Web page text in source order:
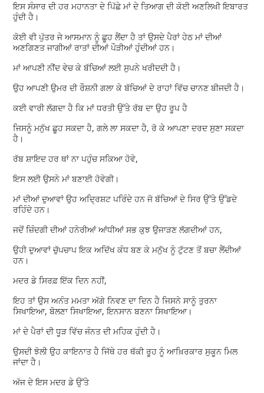
ਇਸ ਸੰਸਾਰ ਦੀ ਹਰ ਮਹਾਨਤਾ ਦੇ ਪਿੱਛੇ ਮਾਂ ਦੇ ਤਿਆਗ ਦੀ ਕੋਈ ਅਣਲਿਖੀ ਇਬਾਰਤ
ਹੁੰਦੀ ਹੈ।
ਕੋਈ ਵੀ ਪੁੱਤਰ ਜੇ ਆਸਮਾਨ ਨੂੰ ਛੂਹ ਲੈਂਦਾ ਹੈ ਤਾਂ ਉਸਦੇ ਪੈਰਾਂ ਹੇਠ ਮਾਂ ਦੀਆਂ
ਅਣਗਿਣਤ ਜਾਗੀਆਂ ਰਾਤਾਂ ਦੀਆਂ ਪੌੜੀਆਂ ਹੁੰਦੀਆਂ ਹਨ।
ਮਾਂ ਆਪਣੀ ਨੀਂਦ ਵੇਚ ਕੇ ਬੱਚਿਆਂ ਲਈ ਸੁਪਨੇ ਖਰੀਦਦੀ ਹੈ।
ਉਹ ਆਪਣੀ ਉਮਰ ਦੀ ਰੌਸ਼ਨੀ ਗਲਾ ਕੇ ਬੱਚਿਆਂ ਦੇ ਰਾਹਾਂ ਵਿੱਚ ਚਾਨਣ ਬੀਜਦੀ ਹੈ।
ਕਈ ਵਾਰੀ ਲੱਗਦਾ ਹੈ ਕਿ ਮਾਂ ਧਰਤੀ ਉੱਤੇ ਰੱਬ ਦਾ ਉਹ ਰੂਪ ਹੈ
ਜਿਸਨੂੰ ਮਨੁੱਖ ਛੂਹ ਸਕਦਾ ਹੈ, ਗਲੇ ਲਾ ਸਕਦਾ ਹੈ, ਰੋ ਕੇ ਆਪਣਾ ਦਰਦ ਸੁਣਾ ਸਕਦਾ
ਹੈ।
ਰੱਬ ਸ਼ਾਇਦ ਹਰ ਥਾਂ ਨਾ ਪਹੁੰਚ ਸਕਿਆ ਹੋਵੇ,
ਇਸ ਲਈ ਉਸਨੇ ਮਾਂ ਬਣਾਈ ਹੋਵੇਗੀ।
ਮਾਂ ਦੀਆਂ ਦੁਆਵਾਂ ਉਹ ਅਦ੍ਰਿਸ਼ਟ ਪਰਿੰਦੇ ਹਨ ਜੋ ਬੱਚਿਆਂ ਦੇ ਸਿਰ ਉੱਤੇ ਉੱਡਦੇ
ਰਹਿੰਦੇ ਹਨ।
ਜਦੋਂ ਜ਼ਿੰਦਗੀ ਦੀਆਂ ਹਨੇਰੀਆਂ ਆਂਧੀਆਂ ਸਭ ਕੁਝ ਉਜਾੜਣ ਲੱਗਦੀਆਂ ਹਨ,
ਉਹੀ ਦੁਆਵਾਂ ਚੁੱਪਚਾਪ ਇਕ ਅਦਿੱਖ ਕੰਧ ਬਣ ਕੇ ਮਨੁੱਖ ਨੂੰ ਟੁੱਟਣ ਤੋਂ ਬਚਾ ਲੈਂਦੀਆਂ
ਹਨ।
ਮਦਰ ਡੇ ਸਿਰਫ਼ ਇੱਕ ਦਿਨ ਨਹੀਂ,
ਇਹ ਤਾਂ ਉਸ ਅਨੰਤ ਮਮਤਾ ਅੱਗੇ ਨਿਵਣ ਦਾ ਦਿਨ ਹੈ ਜਿਸਨੇ ਸਾਨੂੰ ਤੁਰਨਾ
ਸਿਖਾਇਆ, ਬੋਲਣਾ ਸਿਖਾਇਆ, ਇਨਸਾਨ ਬਣਨਾ ਸਿਖਾਇਆ।
ਮਾਂ ਦੇ ਪੈਰਾਂ ਦੀ ਧੂੜ ਵਿੱਚ ਜੰਨਤ ਦੀ ਮਹਿਕ ਹੁੰਦੀ ਹੈ।
ਉਸਦੀ ਝੋਲੀ ਉਹ ਕਾਇਨਾਤ ਹੈ ਜਿੱਥੇ ਹਰ ਥੱਕੀ ਰੂਹ ਨੂੰ ਆਖ਼ਿਰਕਾਰ ਸੁਕੂਨ ਮਿਲ
ਜਾਂਦਾ ਹੈ।
ਅੱਜ ਦੇ ਇਸ ਮਦਰ ਡੇ ਉੱਤੇ